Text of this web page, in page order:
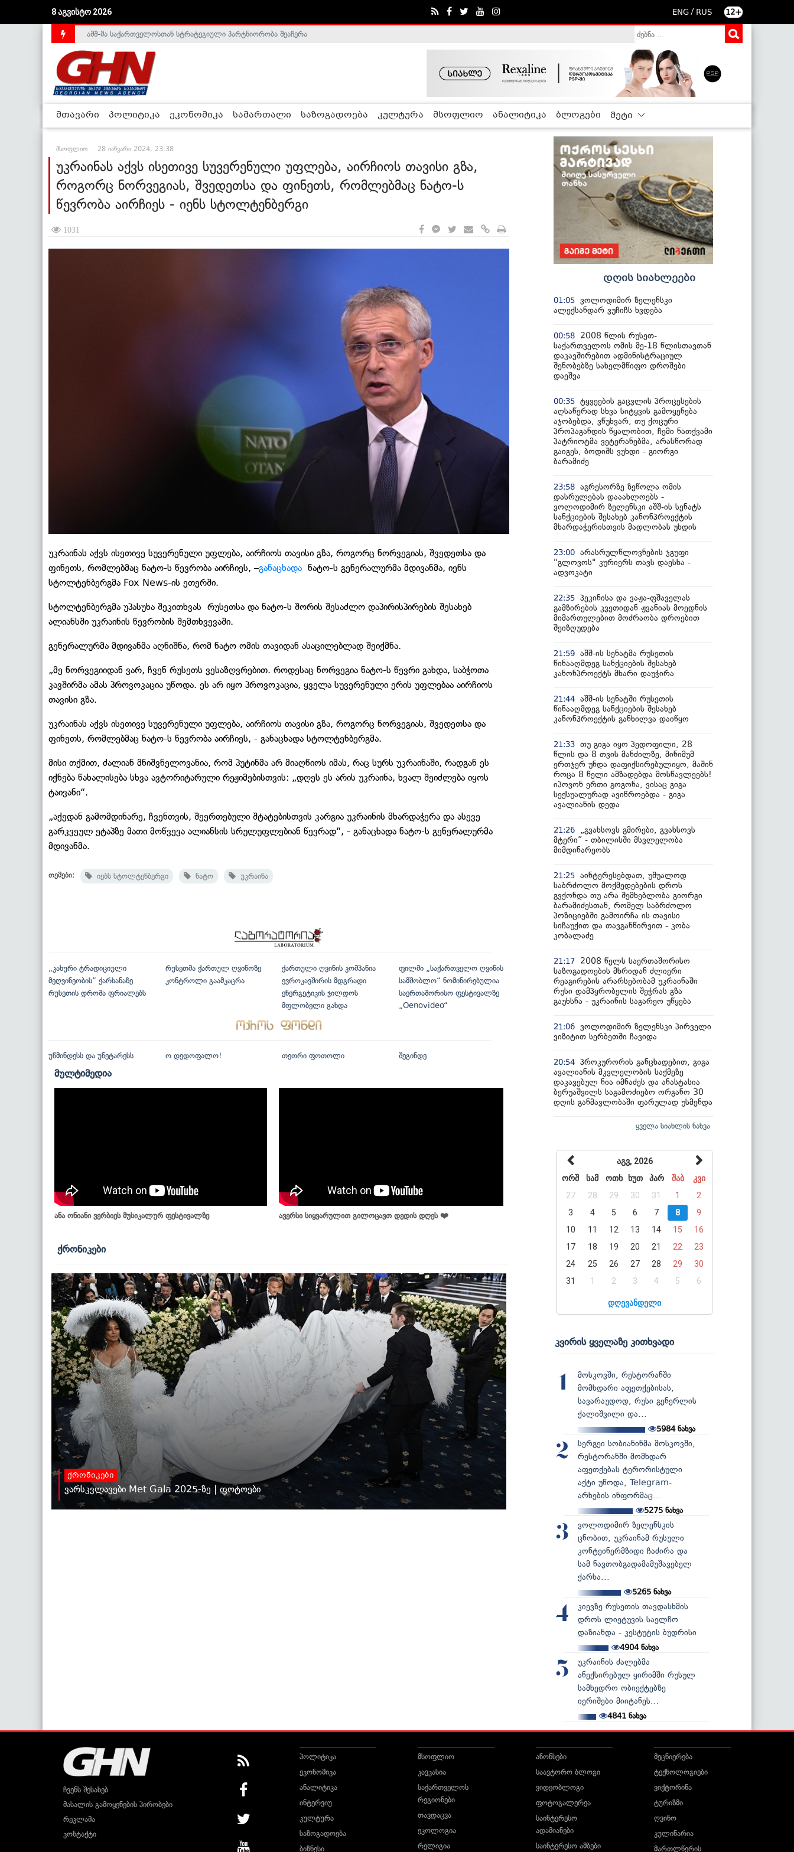
8 აგვისტო 2026 ENG / RUS 12+
საქართველოს დე-ფაქტო მთავრობა არალეგიტიმურია - ჰელსინკის კომისია
აშშ-მა საქართველოსთან სტრატეგიული პარტნიორობა შეაჩერა
მთავარი პოლიტიკა ეკონომიკა სამართალი საზოგადოება კულტურა მსოფლიო ანალიტიკა ბლოგები მეტი
მსოფლიო 28 იანვარი 2024, 23:38
უკრაინას აქვს ისეთივე სუვერენული უფლება, აირჩიოს თავისი გზა,
როგორც ნორვეგიას, შვედეთსა და ფინეთს, რომლებმაც ნატო-ს
წევრობა აირჩიეს - იენს სტოლტენბერგი
1031
უკრაინას აქვს ისეთივე სუვერენული უფლება, აირჩიოს თავისი გზა, როგორც ნორვეგიას, შვედეთსა და
ფინეთს, რომლებმაც ნატო-ს წევრობა აირჩიეს, –განაცხადა ნატო-ს გენერალურმა მდივანმა, იენს
სტოლტენბერგმა Fox News-ის ეთერში.
სტოლტენბერგმა უპასუხა შეკითხვას რუსეთსა და ნატო-ს შორის შესაძლო დაპირისპირების შესახებ
ალიანსში უკრაინის წევრობის შემთხვევაში.
გენერალურმა მდივანმა აღნიშნა, რომ ნატო ომის თავიდან ასაცილებლად შეიქმნა.
„მე ნორვეგიიდან ვარ, ჩვენ რუსეთს ვესაზღვრებით. როდესაც ნორვეგია ნატო-ს წევრი გახდა, საბჭოთა
კავშირმა ამას პროვოკაცია უწოდა. ეს არ იყო პროვოკაცია, ყველა სუვერენული ერის უფლებაა აირჩიოს
თავისი გზა.
უკრაინას აქვს ისეთივე სუვერენული უფლება, აირჩიოს თავისი გზა, როგორც ნორვეგიას, შვედეთსა და
ფინეთს, რომლებმაც ნატო-ს წევრობა აირჩიეს, - განაცხადა სტოლტენბერგმა.
მისი თქმით, ძალიან მნიშვნელოვანია, რომ პუტინმა არ მიაღწიოს იმას, რაც სურს უკრაინაში, რადგან ეს
იქნება წახალისება სხვა ავტორიტარული რეჟიმებისთვის: „დღეს ეს არის უკრაინა, ხვალ შეიძლება იყოს
ტაივანი“.
„აქედან გამომდინარე, ჩვენთვის, შეერთებული შტატებისთვის კარგია უკრაინის მხარდაჭერა და ასევე
გარკვეულ ეტაპზე მათი მოწვევა ალიანსის სრულუფლებიან წევრად“, - განაცხადა ნატო-ს გენერალურმა
მდივანმა.
თემები: იებს სტოლტენბერგი ნატო უკრაინა
„კახური ტრადიციული
მეღვინეობის“ ქარხანაზე
რუსეთის დროშა ფრიალებს
რუსეთმა ქართულ ღვინოზე
კონტროლი გაამკაცრა
ქართული ღვინის კომპანია
ევროკავშირის მდგრადი
ენერგეტიკის ჯილდოს
მფლობელი გახდა
ფილმი „საქართველო ღვინის
სამშობლო“ ნომინირებულია
საერთაშორისო ფესტივალზე
„Oenovideo“
უწმინდესს და უნეტარესს ო დედოფალო! თეთრი ფოთოლი შეგინდე
მულტიმედია
ანა ონიანი ვერბიეს მუსიკალურ ფესტივალზე ავერსი სიყვარულით გილოცავთ დედის დღეს ❤️
ქრონიკები
ქრონიკები
ვარსკვლავები Met Gala 2025-ზე | ფოტოები
დღის სიახლეები
01:05 ვოლოდიმირ ზელენსკი
ალექსანდარ ვუჩიჩს ხვდება
00:58
2008 წლის რუსეთ-
საქართველოს ომის მე-18 წლისთავთან
დაკავშირებით ადმინისტრაციულ
შენობებზე სახელმწიფო დროშები
დაეშვა
00:35 ტყვეების გაცვლის პროცესების
აღსაწერად სხვა სიტყვის გამოყენება
აჯობებდა, ვწუხვარ, თუ ქოცური
პროპაგანდის წყალობით, ჩემი ნათქვამი
პატრიოტმა ვეტერანებმა, არასწორად
გაიგეს, ბოდიშს ვუხდი - გიორგი
ბარამიძე
23:58 აგრესორზე ზეწოლა ომის
დასრულებას დააახლოებს -
ვოლოდიმირ ზელენსკი აშშ-ის სენატს
სანქციების შესახებ კანონპროექტის
მხარდაჭერისთვის მადლობას უხდის
23:00 არასრულწლოვნების ჯგუფი
"გლოვოს" კურიერს თავს დაესხა -
ადვოკატი
22:35 პეკინისა და ვაჟა-ფშაველას
გამზირების კვეთიდან ჟვანიას მოედნის
მიმართულებით მოძრაობა დროებით
შეიზღუდება
21:59 აშშ-ის სენატმა რუსეთის
წინააღმდეგ სანქციების შესახებ
კანონპროექტს მხარი დაუჭირა
21:44 აშშ-ის სენატში რუსეთის
წინააღმდეგ სანქციების შესახებ
კანონპროექტის განხილვა დაიწყო
21:33 თუ გიგა იყო პედოფილი, 28
წლის და 8 თვის მანძილზე, მინიმუმ
ერთჯერ უნდა დაფიქსირებულიყო, მაშინ
როცა 8 წელი ამზადებდა მოსწავლეებს!
იპოვონ ერთი გოგონა, ვისაც გიგა
სექსუალურად ავიწროებდა - გიგა
ავალიანის დედა
21:26
„გვახსოვს გმირები, გვახსოვს
მტერი” - თბილისში მსვლელობა
მიმდინარეობს
21:25 აინტერესებდათ, უშუალოდ
საბრძოლო მოქმედებების დროს
გვქონდა თუ არა შემხებლობა გიორგი
ბარამიძესთან, რომელ საბრძოლო
პოზიციებში გამოირჩა ის თავისი
სიჩაუქით და თავგანწირვით - კობა
კობალაძე
21:17
2008 წელს საერთაშორისო
საზოგადოების მხრიდან ძლიერი
რეაგირების არარსებობამ უკრაინაში
რუსი დამპყრობელის შეჭრას გზა
გაუხსნა - უკრაინის საგარეო უწყება
21:06 ვოლოდიმირ ზელენსკი პირველი
ვიზიტით სერბეთში ჩავიდა
20:54 პროკურორის განცხადებით, გიგა
ავალიანის მკვლელობის საქმეზე
დაკავებულ ნია იმნაძეს და ანასტასია
ბერუაშვილს საგამოძიებო ორგანო 30
დღის განმავლობაში ფარულად უსმენდა
ყველა სიახლის ნახვა
აგვ, 2026
ორშ
სამ ოთხ ხუთ პარ შაბ
კვი
27
28 29 30 31 1
2
3
4 5 6 7 8
9
10
11 12 13 14 15
16
17
18 19 20 21 22
23
24
25 26 27 28 29
30
31
1 2 3 4 5 6
დღევანდელი
კვირის ყველაზე კითხვადი
1
მოსკოვში, რესტორანში
მომხდარი აფეთქებისას,
სავარაუდოდ, რუსი გენერლის
ქალიშვილი და...
5984ნახვა
2
სერგეი სობიანინმა მოსკოვში,
რესტორანში მომხდარ
აფეთქებას ტერორისტული
აქტი უწოდა, Telegram-
არხების ინფორმაც...
5275 ნახვა
3
ვოლოდიმირ ზელენსკის
ცნობით, უკრაინამ რუსული
კონტეინერმზიდი ჩაძირა და
სამ ნავთობგადამამუშავებელ
ქარხა...
5265ნახვა
4
კიევზე რუსეთის თავდასხმის
დროს ლიეტუვის საელჩო
დაზიანდა - კესტუტის ბუდრისი
4904ნახვა
5
უკრაინის ძალებმა
ანექსირებულ ყირიმში რუსულ
სამხედრო ობიექტებზე
იერიშები მიიტანეს...
4841 ნახვა
ჩვენს შესახებ
მასალის გამოყენების პირობები
რეკლამა
კონტაქტი
პოლიტიკა
ეკონომიკა
ანალიტიკა
ინტერვიუ
კულტურა
საზოგადოება
ბიზნესი
მსოფლიო
კავკასია
საქართველოს
რეგიონები
თავდაცვა
ეკოლოგია
რელიგია
ანონსები
საავტორო ბლოგი
ვიდეობლოგი
ფოტოგალერეა
საინტერესო
ადამიანები
საინტერესო ამბები
მეცნიერება
ტექნოლოგიები
ვიქტორინა
ტურიზმი
ღვინო
კულინარია
მართლწერის